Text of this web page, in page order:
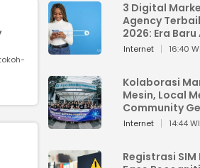
3 Digital
Agency
2026: Era Baru
Powered
Internet 16:40
Kolaborasi
Mesin, Local
Community
Workshop
Internet 14:44
Registrasi SIM